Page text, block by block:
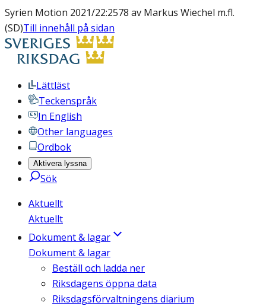
Syrien Motion 2021/22:2578 av Markus Wiechel m.fl.
(SD)Till innehåll på sidan
Lättläst
Teckenspråk
In English
Other languages
Ordbok
Aktivera lyssna
Sök
Aktuellt
Aktuellt
Dokument & lagar
Dokument & lagar
Beställ och ladda ner
Riksdagens öppna data
Riksdagsförvaltningens diarium